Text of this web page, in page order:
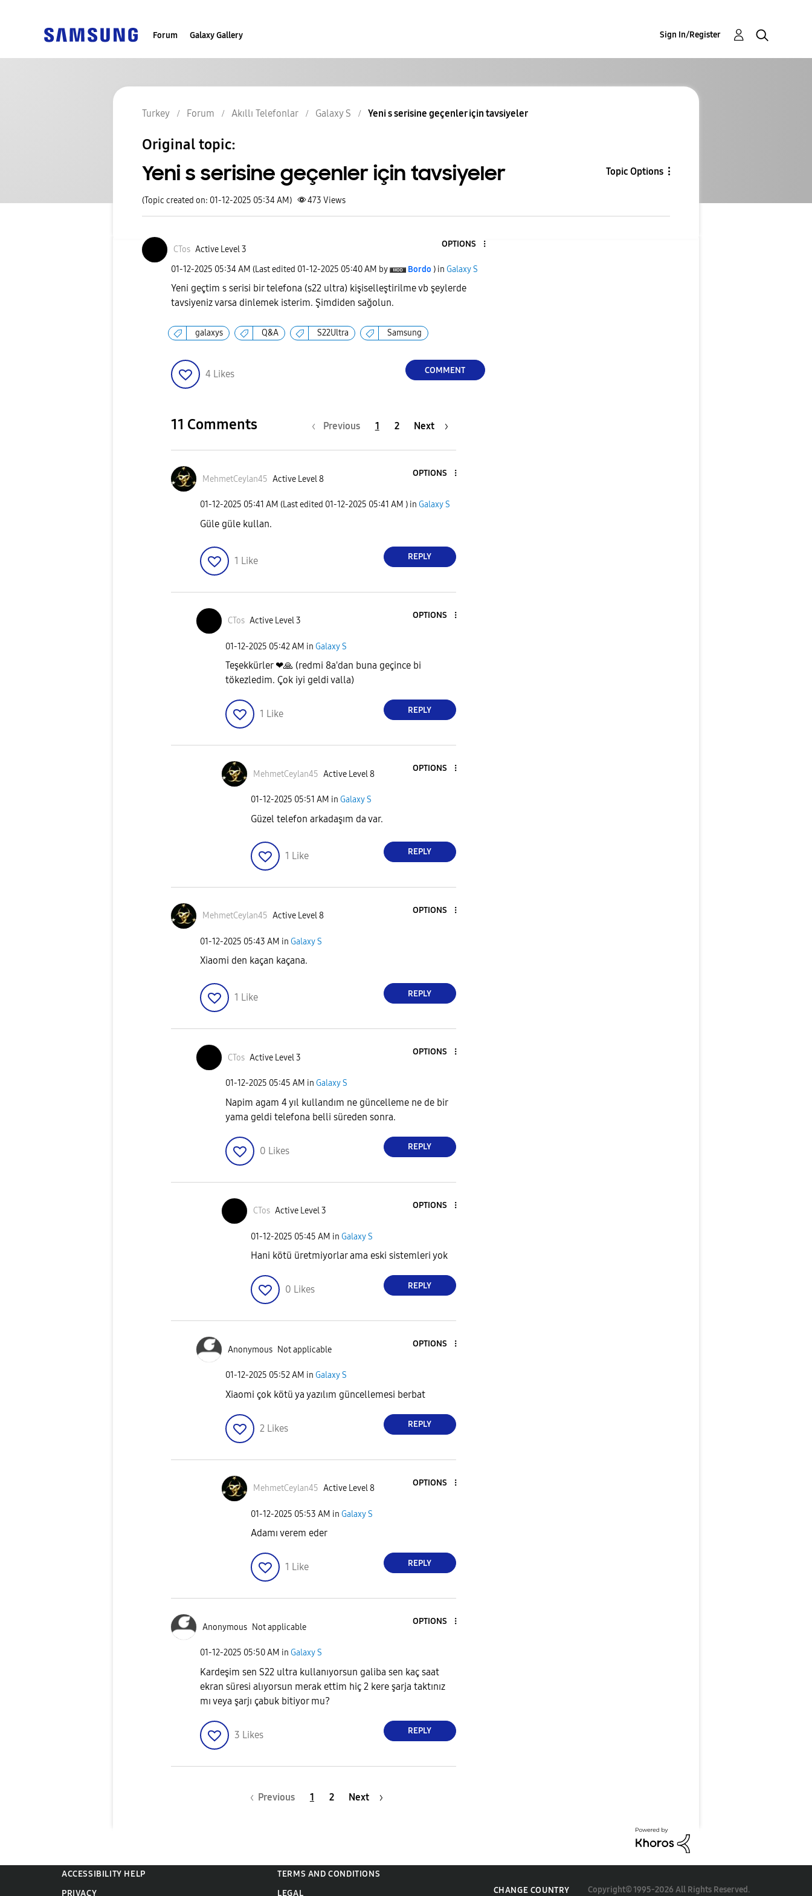
Forum Galaxy Gallery Sign In/Register
Turkey Forum Akıllı Telefonlar Galaxy S Yeni s serisine geçenler için tavsiyeler
Original topic:
Yeni s serisine geçenler için tavsiyeler Topic Options
(Topic created on: 01-12-2025 05:34 AM) 473 Views
CTos Active Level 3
OPTIONS
‎01-12-2025 05:34 AM (Last edited ‎01-12-2025 05:40 AM by Bordo ) in Galaxy S
Yeni geçtim s serisi bir telefona (s22 ultra) kişiselleştirilme vb şeylerde
tavsiyeniz varsa dinlemek isterim. Şimdiden sağolun.
galaxys Q&A S22Ultra Samsung
4 Likes COMMENT
11 Comments Previous 1 2 Next
MehmetCeylan45 Active Level 8
OPTIONS
‎01-12-2025 05:41 AM (Last edited ‎01-12-2025 05:41 AM ) in Galaxy S
Güle güle kullan.
1 Like REPLY
CTos Active Level 3
OPTIONS
‎01-12-2025 05:42 AM in Galaxy S
Teşekkürler ❤🙏 (redmi 8a'dan buna geçince bi
tökezledim. Çok iyi geldi valla)
1 Like REPLY
MehmetCeylan45 Active Level 8
OPTIONS
‎01-12-2025 05:51 AM in Galaxy S
Güzel telefon arkadaşım da var.
1 Like REPLY
MehmetCeylan45 Active Level 8
OPTIONS
‎01-12-2025 05:43 AM in Galaxy S
Xiaomi den kaçan kaçana.
1 Like REPLY
CTos Active Level 3
OPTIONS
‎01-12-2025 05:45 AM in Galaxy S
Napim agam 4 yıl kullandım ne güncelleme ne de bir
yama geldi telefona belli süreden sonra.
0 Likes REPLY
CTos Active Level 3
OPTIONS
‎01-12-2025 05:45 AM in Galaxy S
Hani kötü üretmiyorlar ama eski sistemleri yok
0 Likes REPLY
Anonymous Not applicable
OPTIONS
‎01-12-2025 05:52 AM in Galaxy S
Xiaomi çok kötü ya yazılım güncellemesi berbat
2 Likes REPLY
MehmetCeylan45 Active Level 8
OPTIONS
‎01-12-2025 05:53 AM in Galaxy S
Adamı verem eder
1 Like REPLY
Anonymous Not applicable
OPTIONS
‎01-12-2025 05:50 AM in Galaxy S
Kardeşim sen S22 ultra kullanıyorsun galiba sen kaç saat
ekran süresi alıyorsun merak ettim hiç 2 kere şarja taktınız
mı veya şarjı çabuk bitiyor mu?
3 Likes REPLY
Previous 1 2 Next
ACCESSIBILITY HELP
TERMS AND CONDITIONS
PRIVACY
LEGAL CHANGE COUNTRY Copyright© 1995-2026 All Rights Reserved.